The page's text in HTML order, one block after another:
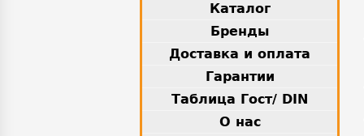
Каталог
Бренды
Доставка и оплата
Гарантии
Таблица Гост/ DIN
О нас